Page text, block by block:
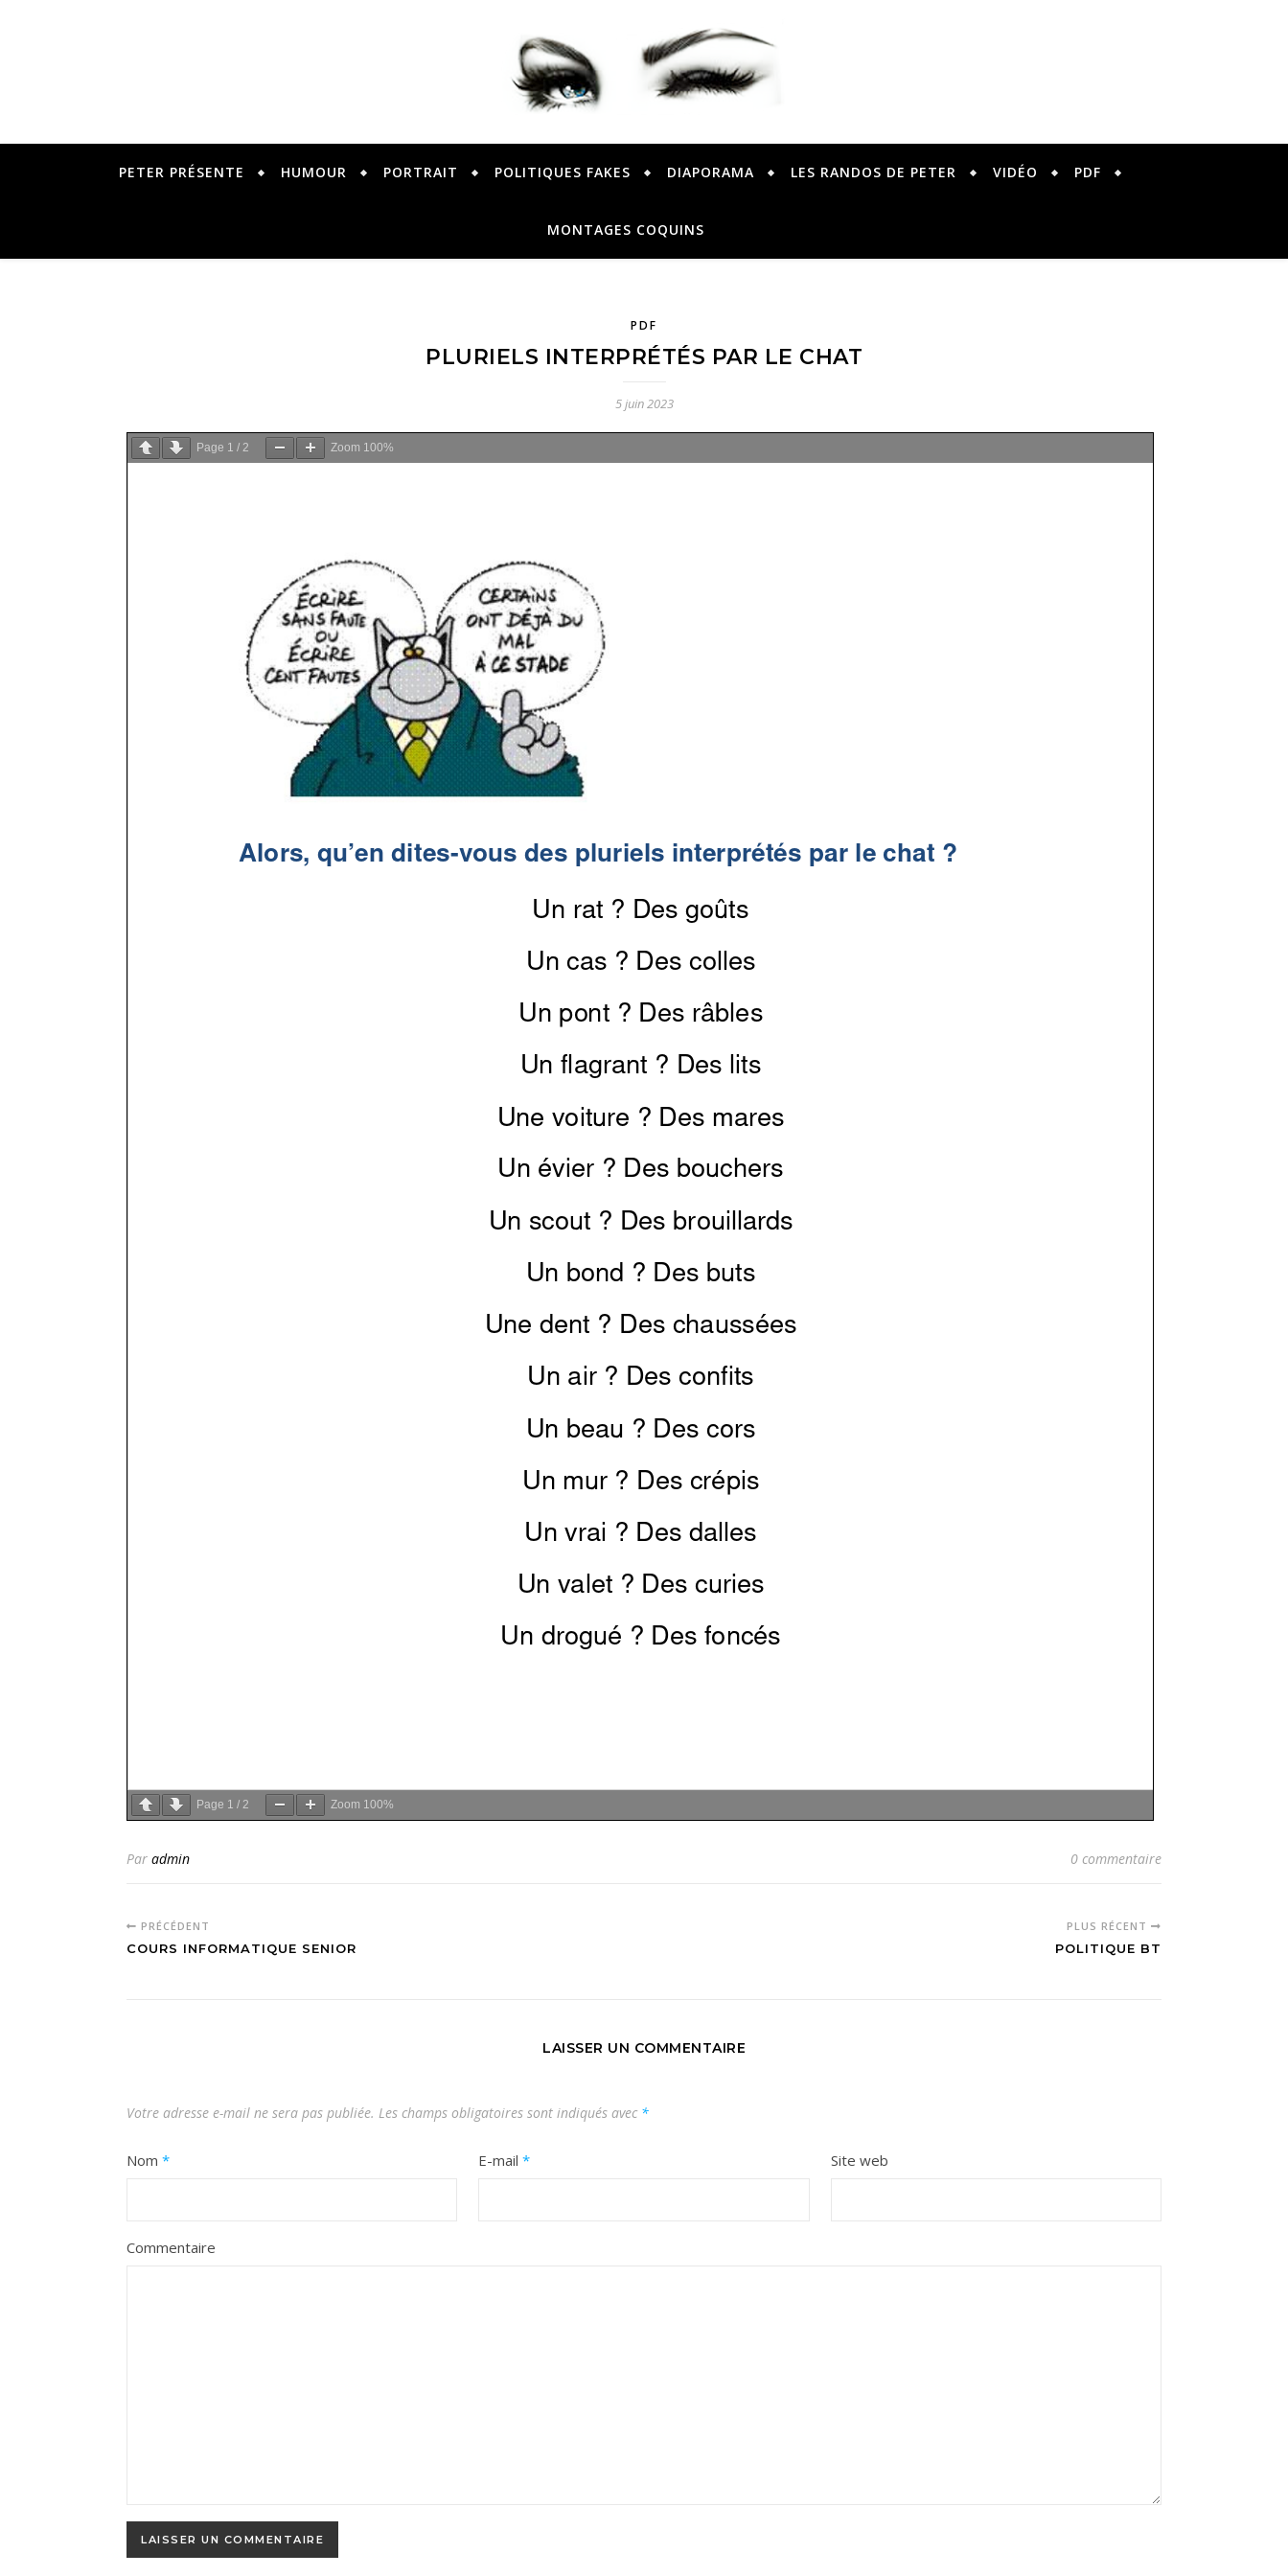
PETER PRESENTE
PETER PRÉSENTE HUMOUR PORTRAIT POLITIQUES FAKES DIAPORAMA LES RANDOS DE PETER VIDÉO PDF
MONTAGES COQUINS
PDF
PLURIELS INTERPRÉTÉS PAR LE CHAT
5 juin 2023
Page 1 / 2 Zoom 100%
Page 1 / 2 Zoom 100%
Par admin 0 commentaire
PRÉCÉDENT
COURS INFORMATIQUE SENIOR
PLUS RÉCENT
POLITIQUE BT
LAISSER UN COMMENTAIRE
Votre adresse e-mail ne sera pas publiée. Les champs obligatoires sont indiqués avec *
Nom * E-mail* Site web
Commentaire